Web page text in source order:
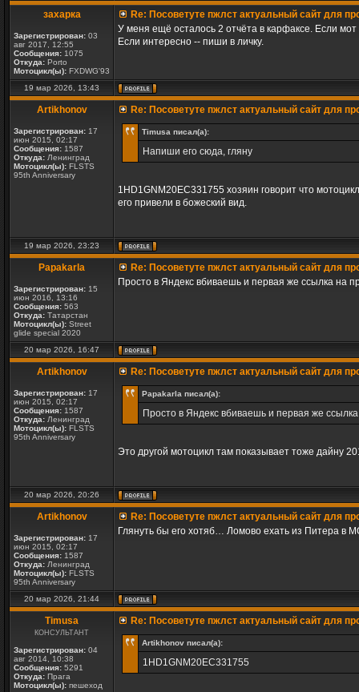
захарка
Зарегистрирован: 03
авг 2017, 12:55
Сообщения: 1075
Откуда: Porto
Мотоцикл(ы): FXDWG'93
Re: Посоветуте пжлст актуальный сайт для
У меня ещё осталось 2 отчёта в карфаксе. Если
Если интересно -- пиши в личку.
19 мар 2026, 13:43
Artikhonov
Зарегистрирован: 17
июн 2015, 02:17
Сообщения: 1587
Откуда: Ленинград
Мотоцикл(ы): FLSTS
95th Anniversary
Re: Посоветуте пжлст актуальный сайт для
Timusa писал(а):
Напиши его сюда, гляну
1HD1GNM20EC331755 хозяин говорит что
его привели в божеский вид.
19 мар 2026, 23:23
Papakarla
Зарегистрирован: 15
июн 2016, 13:16
Сообщения: 563
Откуда: Татарстан
Мотоцикл(ы): Street
glide special 2020
Re: Посоветуте пжлст актуальный сайт для
Просто в Яндекс вбиваешь и первая же ссылка на
20 мар 2026, 16:47
Artikhonov
Зарегистрирован: 17
июн 2015, 02:17
Сообщения: 1587
Откуда: Ленинград
Мотоцикл(ы): FLSTS
95th Anniversary
Re: Посоветуте пжлст актуальный сайт для
Papakarla писал(а):
Просто в Яндекс вбиваешь и первая же
Это другой мотоцикл там показывает тоже дайну
20 мар 2026, 20:26
Artikhonov
Зарегистрирован: 17
июн 2015, 02:17
Сообщения: 1587
Откуда: Ленинград
Мотоцикл(ы): FLSTS
95th Anniversary
Re: Посоветуте пжлст актуальный сайт для
Глянуть бы его хотяб… Ломово ехать из Питера в
20 мар 2026, 21:44
Timusa
КОНСУЛЬТАНТ
Зарегистрирован: 04
авг 2014, 10:38
Сообщения: 5291
Откуда: Прага
Мотоцикл(ы): пешеход
Re: Посоветуте пжлст актуальный сайт для
Artikhonov писал(а):
1HD1GNM20EC331755